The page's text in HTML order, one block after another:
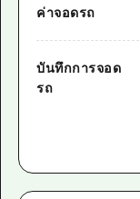
ค่าจอดรถ
บันทึกการจอด
รถ